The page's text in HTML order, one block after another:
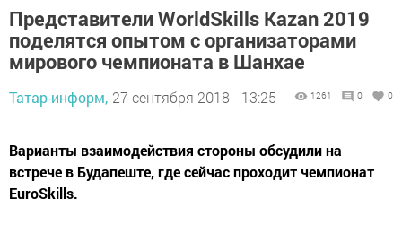
Представители WorldSkills Kazan 2019
поделятся опытом с организаторами
мирового чемпионата в Шанхае
Татар-информ, 27 сентября 2018 - 13:25 1261 0 0
Варианты взаимодействия стороны обсудили на
встрече в Будапеште, где сейчас проходит чемпионат
EuroSkills.